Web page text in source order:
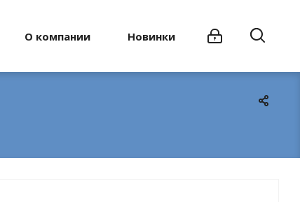
О компании Новинки